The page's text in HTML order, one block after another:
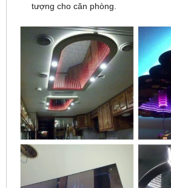
tượng cho căn phòng.